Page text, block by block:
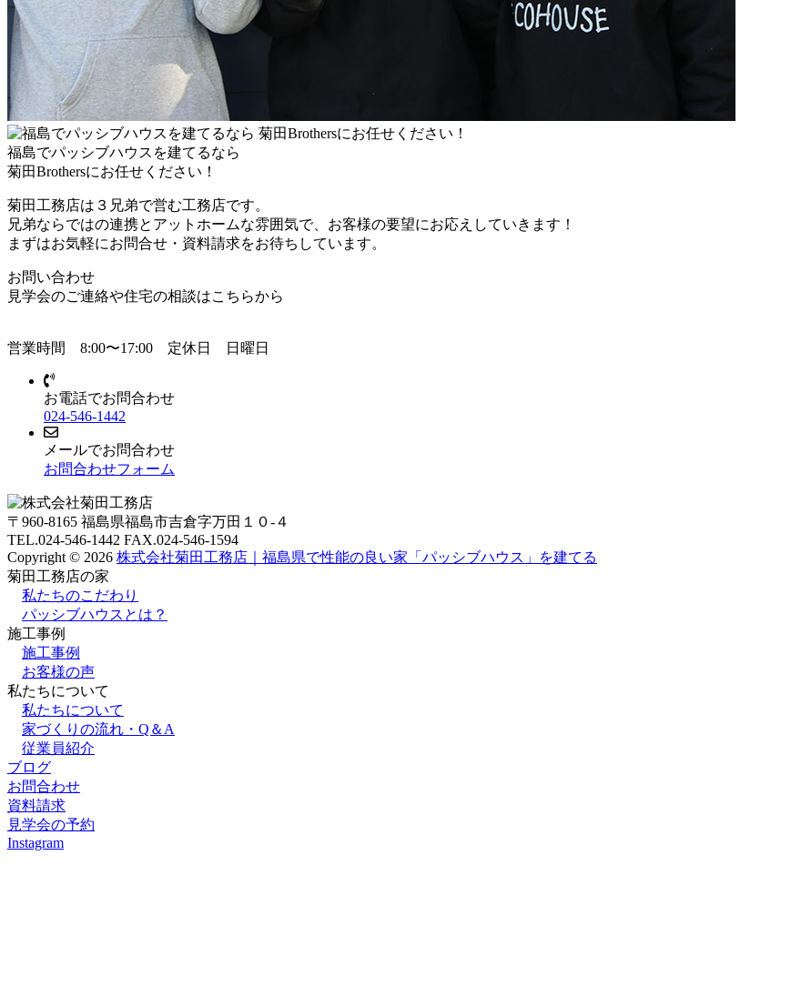
福島でパッシブハウスを建てるなら
菊⽥Brothersにお任せください！
菊⽥⼯務店は３兄弟で営む⼯務店です。
兄弟ならではの連携とアットホームな雰囲気で、お客様の要望にお応えしていきます！
まずはお気軽にお問合せ・資料請求をお待ちしています。
お問い合わせ
⾒学会のご連絡や住宅の相談はこちらから
営業時間 8:00〜17:00 定休日 日曜⽇
お電話でお問合わせ
024-546-1442
メールでお問合わせ
お問合わせフォーム
〒960-8165 福島県福島市吉倉字万田１０-４
TEL.024-546-1442 FAX.024-546-1594
Copyright © 2026 株式会社菊田工務店｜福島県で性能の良い家「パッシブハウス」を建てる
菊田工務店の家
私たちのこだわり
パッシブハウスとは？
施⼯事例
施⼯事例
お客様の声
私たちについて
私たちについて
家づくりの流れ・Q＆A
従業員紹介
ブログ
お問合わせ
資料請求
見学会の予約
Instagram